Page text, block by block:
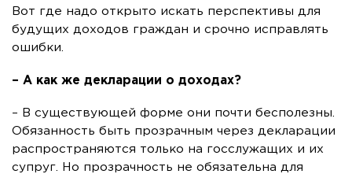
Вот где надо открыто искать перспективы для
будущих доходов граждан и срочно исправлять
ошибки.
– А как же декларации о доходах?
– В существующей форме они почти бесполезны.
Обязанность быть прозрачным через декларации
распространяются только на госслужащих и их
супруг. Но прозрачность не обязательна для